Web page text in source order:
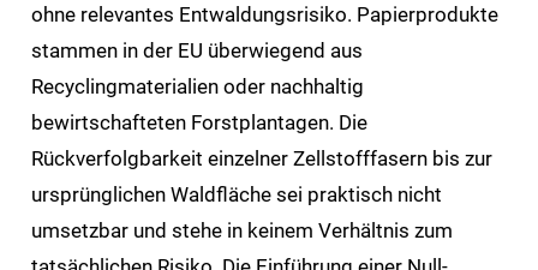
ohne relevantes Entwaldungsrisiko. Papierprodukte
stammen in der EU überwiegend aus
Recyclingmaterialien oder nachhaltig
bewirtschafteten Forstplantagen. Die
Rückverfolgbarkeit einzelner Zellstofffasern bis zur
ursprünglichen Waldfläche sei praktisch nicht
umsetzbar und stehe in keinem Verhältnis zum